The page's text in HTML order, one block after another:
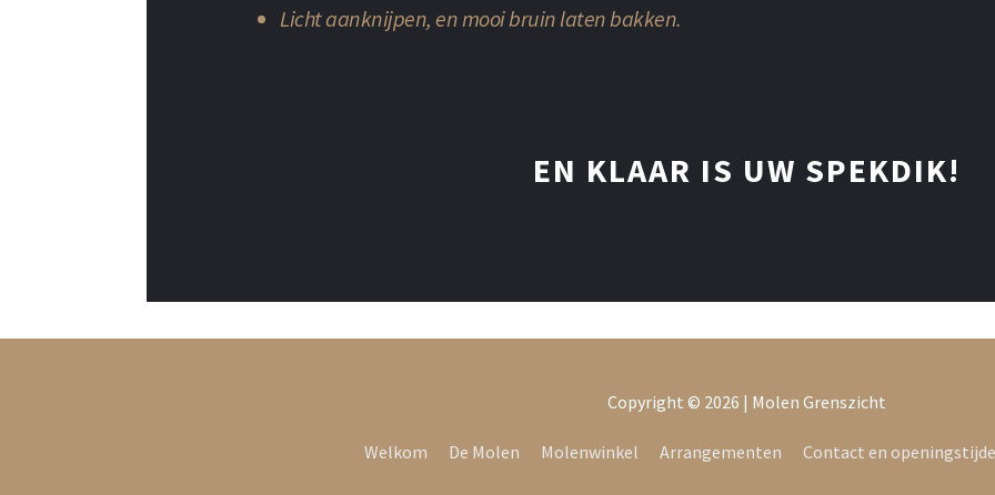
Licht aanknijpen, en mooi bruin laten bakken.
EN KLAAR IS UW SPEKDIK!
Copyright © 2026 | Molen Grenszicht
Welkom De Molen Molenwinkel Arrangementen Contact en